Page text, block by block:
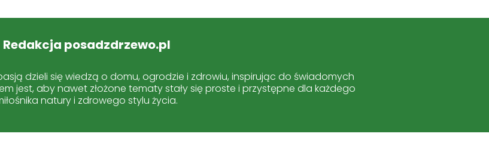
Redakcja posadzdrzewo.pl
dzieli się wiedzą o domu, ogrodzie i zdrowiu, inspirując do świadomych
jest, aby nawet złożone tematy stały się proste i przystępne dla każdego
natury i zdrowego stylu życia.